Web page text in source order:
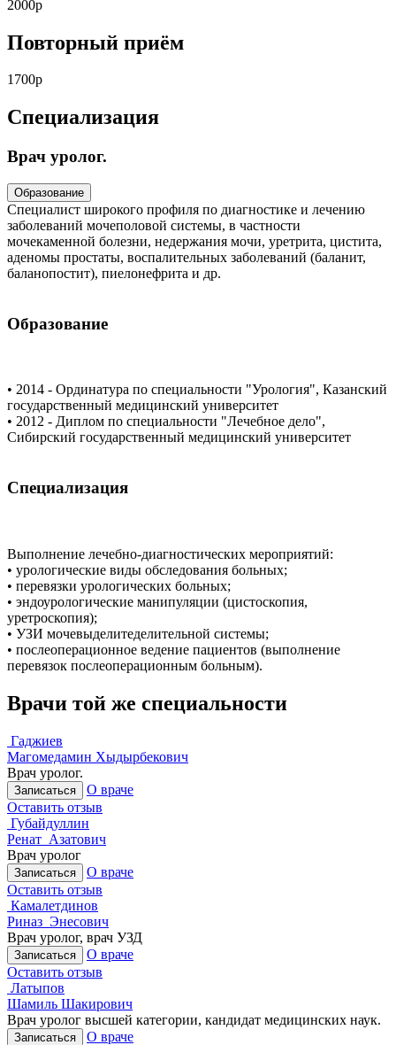
2000р
Повторный приём
1700р
Специализация
Врач уролог.
Образование
Специалист широкого профиля по диагностике и лечению
заболеваний мочеполовой системы, в частности
мочекаменной болезни, недержания мочи, уретрита, цистита,
аденомы простаты, воспалительных заболеваний (баланит,
баланопостит), пиелонефрита и др.
Образование
• 2014 - Ординатура по специальности "Урология", Казанский
государственный медицинский университет
• 2012 - Диплом по специальности "Лечебное дело",
Сибирский государственный медицинский университет
Специализация
Выполнение лечебно-диагностических мероприятий:
• урологические виды обследования больных;
• перевязки урологических больных;
• эндоурологические манипуляции (цистоскопия,
уретроскопия);
• УЗИ мочевыделитеделительной системы;
• послеоперационное ведение пациентов (выполнение
перевязок послеоперационным больным).
Врачи той же специальности
Гаджиев
Магомедамин Хыдырбекович
Врач уролог.
Записаться
О враче
Оставить отзыв
Губайдуллин
Ренат Азатович
Врач уролог
Записаться
О враче
Оставить отзыв
Камалетдинов
Риназ Энесович
Врач уролог, врач УЗД
Записаться
О враче
Оставить отзыв
Латыпов
Шамиль Шакирович
Врач уролог высшей категории, кандидат медицинских наук.
Записаться
О враче